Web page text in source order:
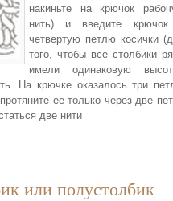
накиньте на крючок
нить) и введите
четвертую петлю косички
того, чтобы все столбики
имели одинаковую
На крючке оказалось три
ее только через две
две нити
или полустолбик